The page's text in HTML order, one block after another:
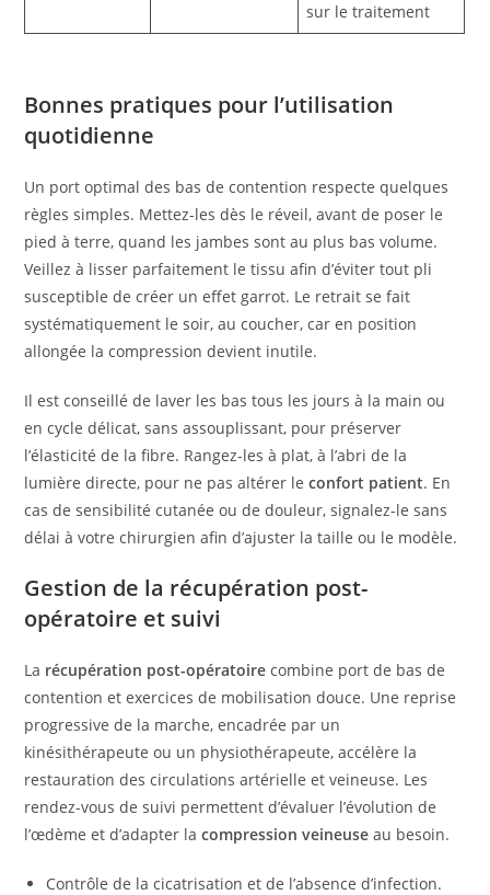
sur le traitement
Bonnes pratiques pour l’utilisation
quotidienne
Un port optimal des bas de contention respecte quelques
règles simples. Mettez-les dès le réveil, avant de poser le
pied à terre, quand les jambes sont au plus bas volume.
Veillez à lisser parfaitement le tissu afin d’éviter tout pli
susceptible de créer un effet garrot. Le retrait se fait
systématiquement le soir, au coucher, car en position
allongée la compression devient inutile.
Il est conseillé de laver les bas tous les jours à la main ou
en cycle délicat, sans assouplissant, pour préserver
l’élasticité de la fibre. Rangez-les à plat, à l’abri de la
lumière directe, pour ne pas altérer leconfort patient. En
cas de sensibilité cutanée ou de douleur, signalez-le sans
délai à votre chirurgien afin d’ajuster la taille ou le modèle.
Gestion de la récupération post-
opératoire et suivi
La récupération post-opératoire combine port de bas de
contention et exercices de mobilisation douce. Une reprise
progressive de la marche, encadrée par un
kinésithérapeute ou un physiothérapeute, accélère la
restauration des circulations artérielle et veineuse. Les
rendez-vous de suivi permettent d’évaluer l’évolution de
l’œdème et d’adapter lacompression veineuse au besoin.
Contrôle de la cicatrisation et de l’absence d’infection.